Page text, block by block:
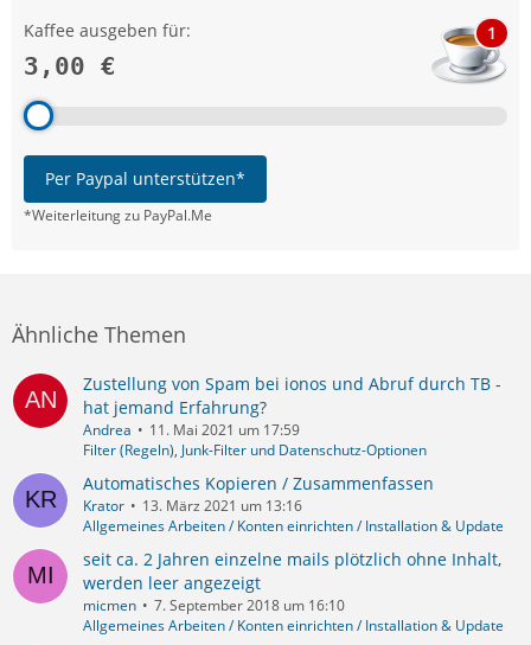
Kaffee ausgeben für:
3,00 €
1
Per Paypal unterstützen*
*Weiterleitung zu PayPal.Me
Ähnliche Themen
Zustellung von Spam bei ionos und Abruf durch TB -
hat jemand Erfahrung?
Andrea
11. Mai 2021 um 17:59
Filter (Regeln), Junk-Filter und Datenschutz-Optionen
Automatisches Kopieren / Zusammenfassen
Krator
13. März 2021 um 13:16
Allgemeines Arbeiten / Konten einrichten / Installation & Update
seit ca. 2 Jahren einzelne mails plötzlich ohne Inhalt,
werden leer angezeigt
micmen
7. September 2018 um 16:10
Allgemeines Arbeiten / Konten einrichten / Installation & Update